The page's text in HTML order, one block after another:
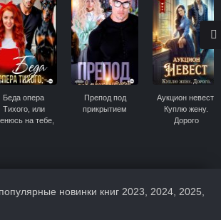
Беда опера
Тихого, или
на тебе,
Препод под
прикрытием
Аукцион невест.
Куплю жену.
Дорого
новинки книг 2023, 2024, 2025,